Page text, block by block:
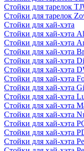
Стойки для тарелок
Стойки для тарелок
Стойки для хай-хэта
Стойки для хай-хэта
Стойки для хай-хэта
Стойки для хай-хэта
Стойки для хай-хэта
Стойки для хай-хэта
Стойки для хай-хэта
Стойки для хай-хэта
Стойки для хай-хэта
Стойки для хай-хэта
Стойки для хай-хэта
Стойки для хай-хэта
Стойки для хай-хэта
Стойки для хай-хэта